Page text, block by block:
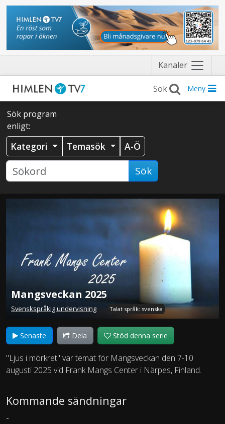
Kanaler Näytä
valikko
Meny
Sök program
enligt:
Kategori Temasök A-Ö
Sök
Mangsveckan 2025
Svenskspråkig undervisning Talat språk: svenska
Senaste Dela Stöd denna serie
"Ljus i mörkret" var temat för Mangsveckan den 7-10
augusti 2025 vid Frank Mangs Center i Närpes, Finland.
Kommande sändningar
-